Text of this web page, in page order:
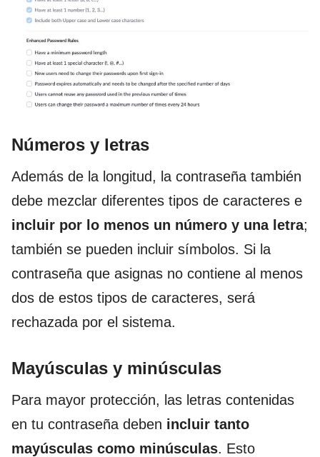
Números y letras
Además de la longitud, la contraseña también
debe mezclar diferentes tipos de caracteres e
incluir por lo menos un número y una letra;
también se pueden incluir símbolos. Si la
contraseña que asignas no contiene al menos
dos de estos tipos de caracteres, será
rechazada por el sistema.
Mayúsculas y minúsculas
Para mayor protección, las letras contenidas
en tu contraseña deben incluir tanto
mayúsculas como minúsculas. Esto